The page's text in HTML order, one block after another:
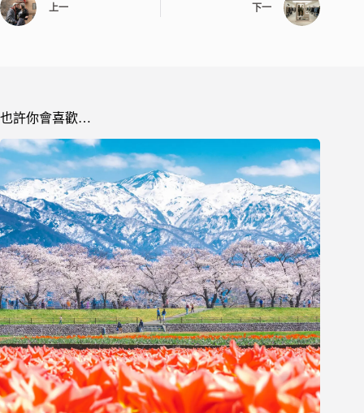
上一 下一
也許你會喜歡…